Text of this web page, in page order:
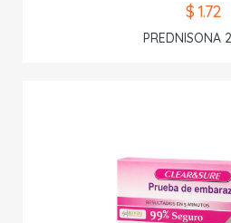
$ 1.72
PREDNISONA